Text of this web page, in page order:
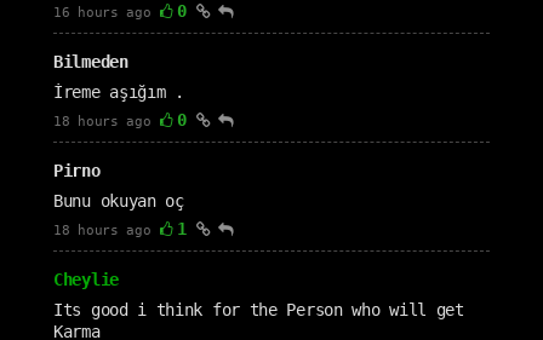
16 hours ago 0
Bilmeden
İreme aşığım .
18 hours ago 0
Pirno
Bunu okuyan oç
18 hours ago 1
Cheylie
Its good i think for the Person who will get
Karma